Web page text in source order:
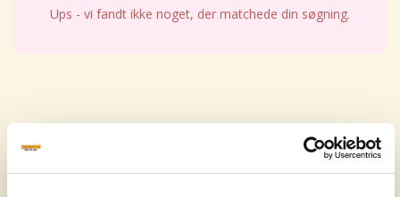
Ups - vi fandt ikke noget, der matchede din søgning.
Hvis enhedstypen er vigtig for